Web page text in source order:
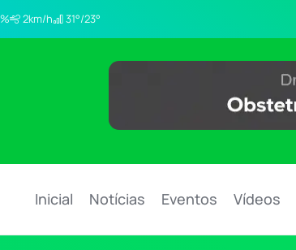
2km/h 31°/23°
Inicial Notícias Eventos Vídeos